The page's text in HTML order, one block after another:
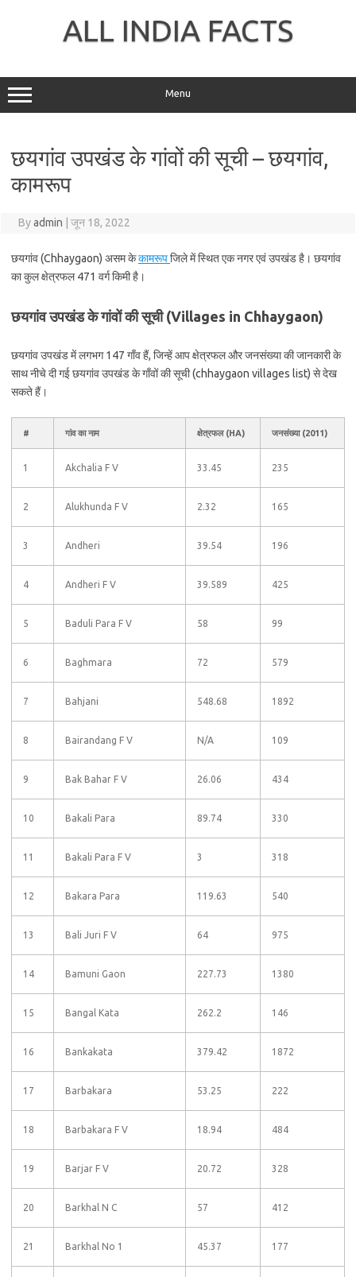
ALL INDIA FACTS
Menu
छयगांव उपखंड के गांवों की सूची – छयगांव,
कामरूप
Byadmin जून 18, 2022
छयगांव (Chhaygaon) असम केकामरूपजिले में स्थित एक नगर एवं उपखंड है। छयगांव
का कुल क्षेत्रफल 471 वर्ग किमी है।
छयगांव उपखंड के गांवों की सूची (Villages in Chhaygaon)
छयगांव उपखंड में लगभग 147 गाँव हैं, जिन्हें आप क्षेत्रफल और जनसंख्या की जानकारी के
साथ नीचे दी गई छयगांव उपखंड के गाँवों की सूची (chhaygaon villages list) से देख
सकते हैं।
# गांव का नाम क्षेत्रफल (HA) जनसंख्या (2011)
1 Akchalia F V 33.45 235
2 Alukhunda F V 2.32 165
3 Andheri 39.54 196
4 Andheri F V 39.589 425
5 Baduli Para F V 58 99
6 Baghmara 72 579
7 Bahjani 548.68 1892
8 Bairandang F V N/A 109
9 Bak Bahar F V 26.06 434
10 Bakali Para 89.74 330
11 Bakali Para F V 3 318
12 Bakara Para 119.63 540
13 Bali Juri F V 64 975
14 Bamuni Gaon 227.73 1380
15 Bangal Kata 262.2 146
16 Bankakata 379.42 1872
17 Barbakara 53.25 222
18 Barbakara F V 18.94 484
19 Barjar F V 20.72 328
20 Barkhal N C 57 412
21 Barkhal No 1 45.37 177